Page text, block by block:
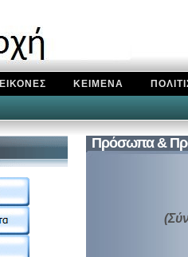
ΕΙΚΟΝΕΣ ΚΕΙΜΕΝΑ
Πρόσωπα &